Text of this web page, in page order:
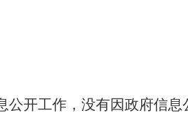
开工作，没有因政府信息